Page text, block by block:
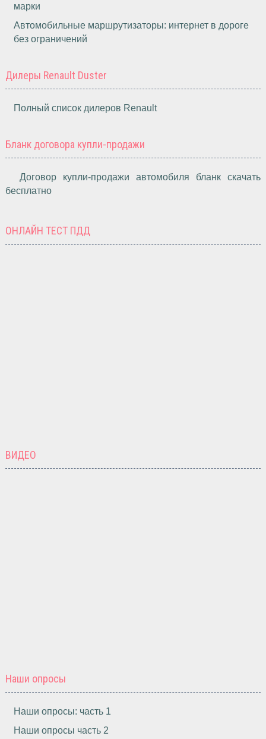
марки
Автомобильные маршрутизаторы: интернет в дороге
без ограничений
Дилеры Renault Duster
Полный список дилеров Renault
Бланк договора купли-продажи
Договор купли-продажи автомобиля бланк скачать
бесплатно
ОНЛАЙН ТЕСТ ПДД
ВИДЕО
Наши опросы
Наши опросы: часть 1
Наши опросы часть 2